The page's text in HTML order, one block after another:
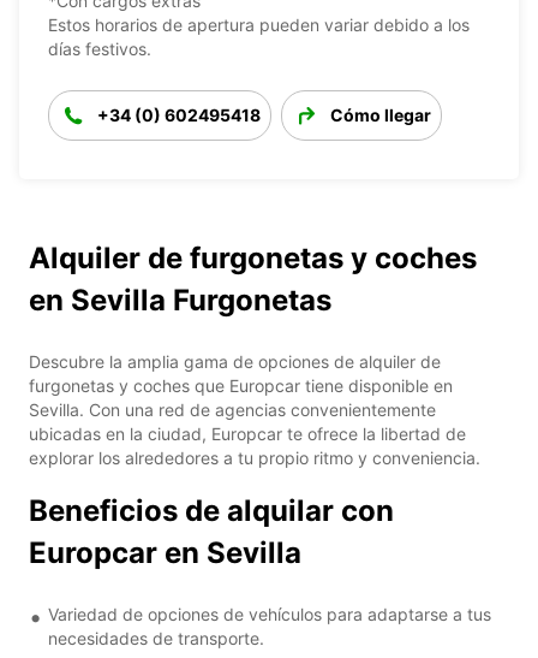
Estos horarios de apertura pueden variar debido a los
días festivos.
+34 (0) 602495418 Cómo llegar
Alquiler de furgonetas y coches
en Sevilla Furgonetas
Descubre la amplia gama de opciones de alquiler de
furgonetas y coches que Europcar tiene disponible en
Sevilla. Con una red de agencias convenientemente
ubicadas en la ciudad, Europcar te ofrece la libertad de
explorar los alrededores a tu propio ritmo y conveniencia.
Beneficios de alquilar con
Europcar en Sevilla
Variedad de opciones de vehículos para adaptarse a tus
necesidades de transporte.